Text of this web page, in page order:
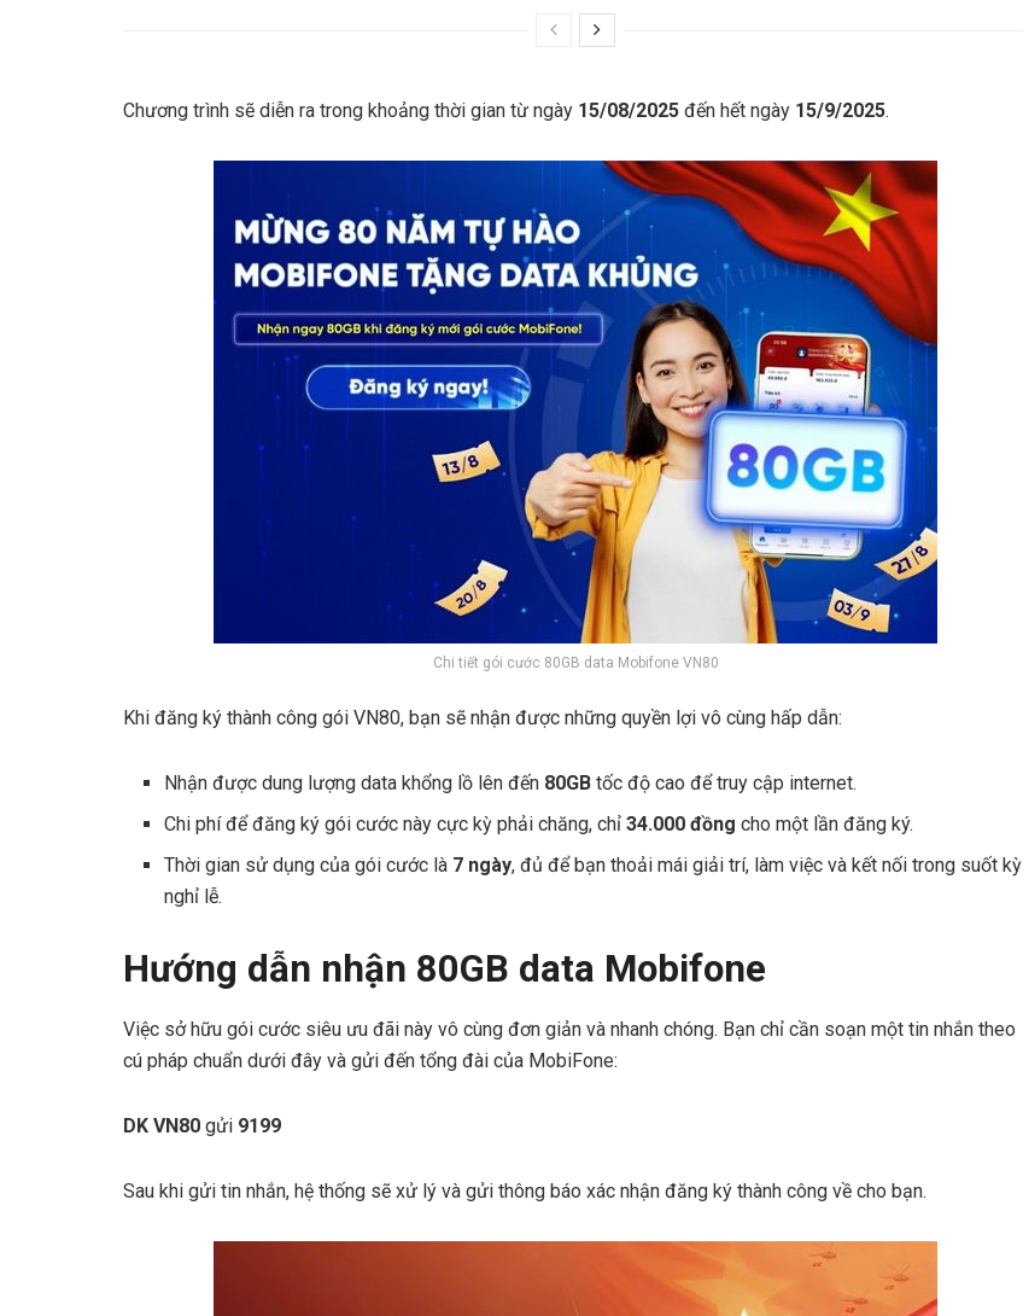
Chương trình sẽ diễn ra trong khoảng thời gian từ ngày 15/08/2025 đến hết ngày 15/9/2025.
Chi tiết gói cước 80GB data Mobifone VN80
Khi đăng ký thành công gói VN80, bạn sẽ nhận được những quyền lợi vô cùng hấp dẫn:
Nhận được dung lượng data khổng lồ lên đến 80GB tốc độ cao để truy cập internet.
Chi phí để đăng ký gói cước này cực kỳ phải chăng, chỉ34.000 đồng cho một lần đăng ký.
Thời gian sử dụng của gói cước là 7 ngày, đủ để bạn thoải mái giải trí, làm việc và kết nối trong suốt kỳ
nghỉ lễ.
Hướng dẫn nhận 80GB data Mobifone
Việc sở hữu gói cước siêu ưu đãi này vô cùng đơn giản và nhanh chóng. Bạn chỉ cần soạn một tin nhắn theo
cú pháp chuẩn dưới đây và gửi đến tổng đài của MobiFone:
DK VN80 gửi 9199
Sau khi gửi tin nhắn, hệ thống sẽ xử lý và gửi thông báo xác nhận đăng ký thành công về cho bạn.